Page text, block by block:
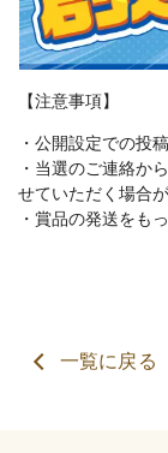
【注意事項】
・公開設定での投
・当選のご連絡か
せていただく場合
・賞品の発送をも
一覧に戻る